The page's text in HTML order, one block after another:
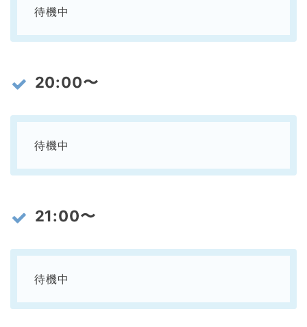
待機中
20:00〜
待機中
21:00〜
待機中